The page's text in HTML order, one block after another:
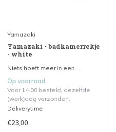
Yamazaki
Yamazaki - badkamerrekje
- white
Niets hoeft meer in een...
Op voorraad
Voor 14.00 besteld, dezelfde
(werk)dag verzonden.
Deliverytime
€23,00